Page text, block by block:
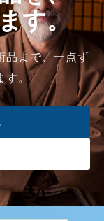
す。
品まで、一点ず
す。